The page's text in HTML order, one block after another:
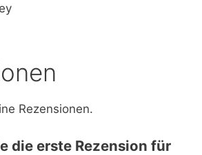
Rezensionen.
die erste Rezension für